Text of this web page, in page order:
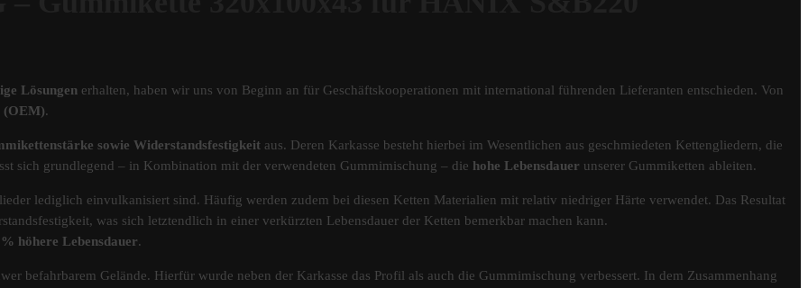
Lösungen erhalten, haben wir uns von Beginn an für Geschäftskooperationen mit international führenden Lieferanten entschieden. Von
(OEM).
sowie Widerstandsfestigkeit aus. Deren Karkasse besteht hierbei im Wesentlichen aus geschmiedeten Kettengliedern, die
sich grundlegend – in Kombination mit der verwendeten Gummimischung – die hohe Lebensdauer unserer Gummiketten ableiten.
lediglich einvulkanisiert sind. Häufig werden zudem bei diesen Ketten Materialien mit relativ niedriger Härte verwendet. Das Resultat
was sich letztendlich in einer verkürzten Lebensdauer der Ketten bemerkbar machen kann.
höhere Lebensdauer.
befahrbarem Gelände. Hierfür wurde neben der Karkasse das Profil als auch die Gummimischung verbessert. In dem Zusammenhang